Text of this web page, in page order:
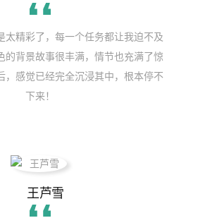
太精彩了，每一个任务都让我迫不及
的背景故事很丰满，情节也充满了惊
，感觉已经完全沉浸其中，根本停不
下来！
王芦雪